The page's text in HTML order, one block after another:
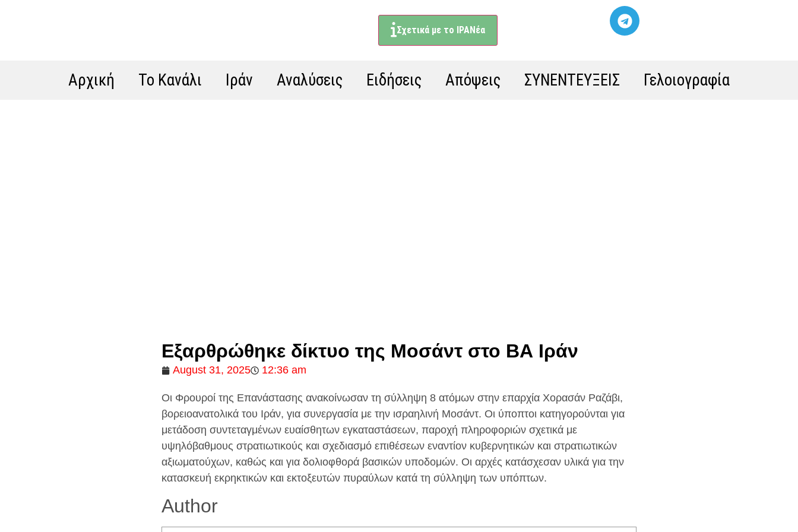
Σχετικά με το ΙΡΑΝέα
Αρχική Το Κανάλι Ιράν Αναλύσεις Ειδήσεις Απόψεις ΣΥΝΕΝΤΕΥΞΕΙΣ Γελοιογραφία
Εξαρθρώθηκε δίκτυο της Μοσάντ στο ΒΑ Ιράν
August 31, 2025 12:36 am
Οι Φρουροί της Επανάστασης ανακοίνωσαν τη σύλληψη 8 ατόμων στην επαρχία Χορασάν Ραζάβι,
βορειοανατολικά του Ιράν, για συνεργασία με την ισραηλινή Μοσάντ. Οι ύποπτοι κατηγορούνται για
μετάδοση συντεταγμένων ευαίσθητων εγκαταστάσεων, παροχή πληροφοριών σχετικά με
υψηλόβαθμους στρατιωτικούς και σχεδιασμό επιθέσεων εναντίον κυβερνητικών και στρατιωτικών
αξιωματούχων, καθώς και για δολιοφθορά βασικών υποδομών. Οι αρχές κατάσχεσαν υλικά για την
κατασκευή εκρηκτικών και εκτοξευτών πυραύλων κατά τη σύλληψη των υπόπτων.
Author